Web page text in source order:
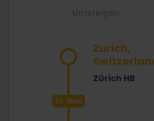
Umsteigen:
Zurich,
Zürich HB
1h 15m